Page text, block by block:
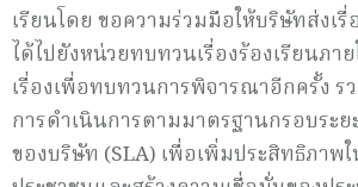
เรียนโดย ขอความร่วมมือให้บริษัทส่งเ
ได้ไปยังหน่วยทบทวนเรื่องร้องเรียนภา
เรื่องเพื่อทบทวนการพิจารณาอีกครั้ง ร
การดำเนินการตามมาตรฐานกรอบระย
ของบริษัท (SLA) เพื่อเพิ่มประสิทธิภาพใ